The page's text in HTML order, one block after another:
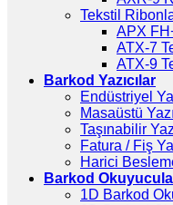
Tekstil
APX
ATX-7
ATX-9
Barkod Yazıcılar
Endüstriyel
Masaüstü
Taşınabilir
Fatura / Fiş
Harici
Barkod
1D Barkod